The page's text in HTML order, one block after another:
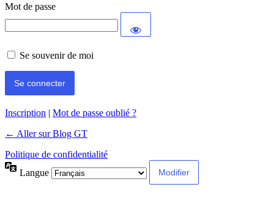
Mot de passe
Se souvenir de moi
Inscription | Mot de passe oublié ?
← Aller sur Blog GT
Politique de confidentialité
Langue